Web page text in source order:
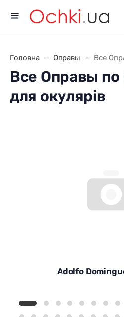
Головна Оправы Все
Все Оправы по
для окулярів
Adolfo